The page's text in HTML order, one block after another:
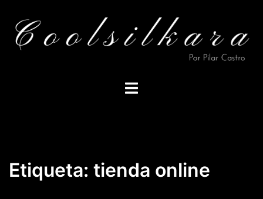
contenido
Alternar
Etiqueta: tienda online